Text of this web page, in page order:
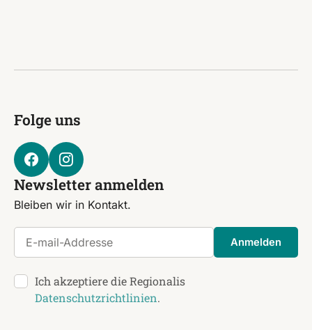
Folge uns
Newsletter anmelden
Bleiben wir in Kontakt.
Anmelden
Ich akzeptiere die Regionalis
Datenschutzrichtlinien.